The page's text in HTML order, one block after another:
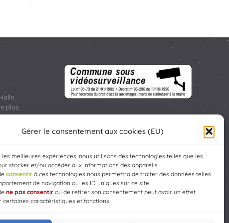
Gérer le consentement aux cookies (EU)
meilleures expériences, nous utilisons des technologies telles que les
stocker et/ou accéder aux informations des appareils.
consentir à ces technologies nous permettra de traiter des données telles
de navigation ou les ID uniques sur ce site.
ne pas consentir ou de retirer son consentement peut avoir un effet
certaines caractéristiques et fonctions.
plus
: